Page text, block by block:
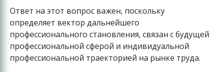
Ответ на этот вопрос важен, поскольку
определяет вектор дальнейшего
профессионального становления, связан с будущей
профессиональной сферой и индивидуальной
профессиональной траекторией на рынке труда.